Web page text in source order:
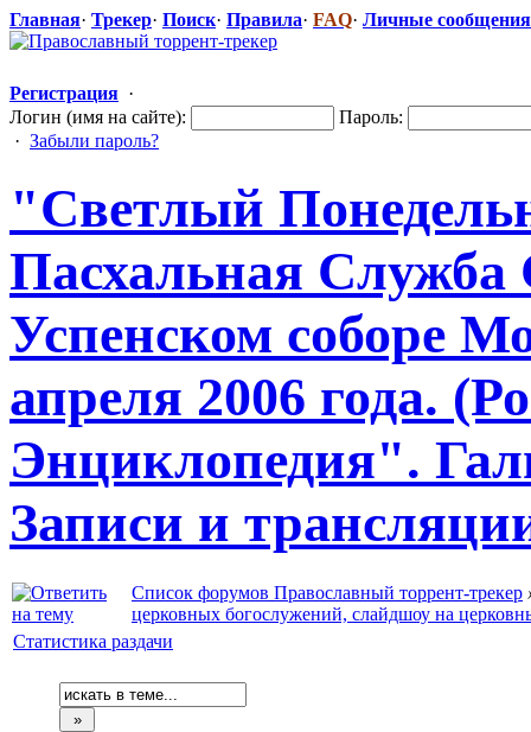
Главная· Трекер· Поиск· Правила· FAQ· Личные сообщения
Регистрация ·
Логин (имя на сайте):
Пароль:
· Забыли пароль?
"Светлый
Пасхальная Служба
Успенском соборе
апреля 2006 года.
Энциклопедия​".
Записи и
Список форумов Православный торрент-трекер
церковных богослужений, слайдшоу на
Статистика раздачи